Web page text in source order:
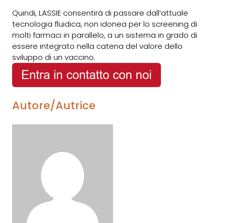
Quindi, LASSIE consentirà di passare dall’attuale
tecnologia fluidica, non idonea per lo screening di
molti farmaci in parallelo, a un sistema in grado di
essere integrato nella catena del valore dello
sviluppo di un vaccino.
Autore/Autrice